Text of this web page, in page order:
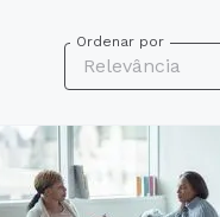
Ordenar por
Relevância